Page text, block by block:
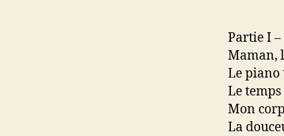
Partie I
Maman,
Le piano
Le temps
Mon
La